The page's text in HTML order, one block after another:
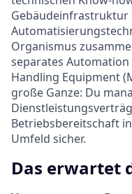
Organismus
separates
Handling Equipment
große Ganze: Du
Betriebsbereitschaft
Umfeld sicher.
Das erwartet